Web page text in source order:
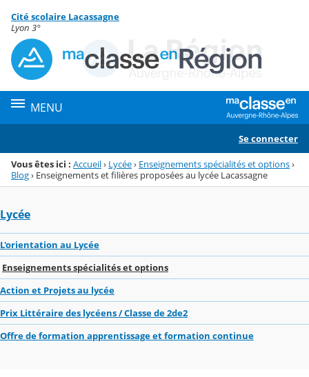
Menu de la rubrique
Contenu
Cité scolaire Lacassagne
Lyon 3°
MENU
Se connecter
Vous êtes ici : Accueil› Lycée› Enseignements spécialités et options›
Blog› Enseignements et filières proposées au lycée Lacassagne
Lycée
L'orientation au Lycée
Enseignements spécialités et options
Action et Projets au lycée
Prix Littéraire des lycéens / Classe de 2de2
Offre de formation apprentissage et formation continue